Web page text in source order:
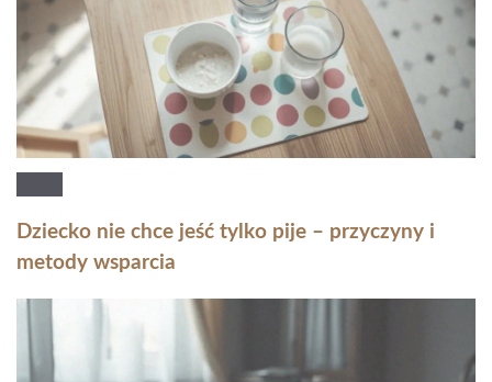
Dziecko nie chce jeść tylko pije – przyczyny i
metody wsparcia